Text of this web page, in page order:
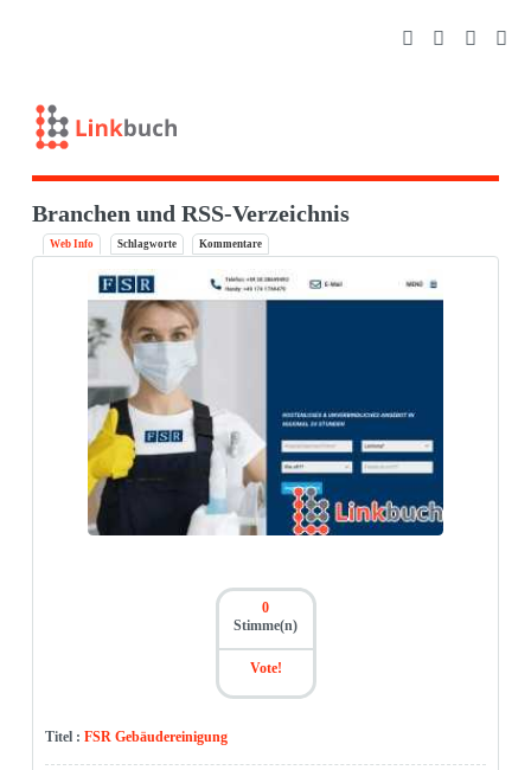
Branchen und RSS-Verzeichnis
Web Info Schlagworte Kommentare
0
Stimme(n)
Vote!
Titel : FSR Gebäudereinigung